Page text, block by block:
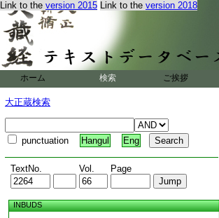
Link to the version 2015 Link to the version 2018
ホーム 検索 ご挨拶
大正蔵検索
punctuation Hangul Eng
TextNo. Vol. Page
INBUDS